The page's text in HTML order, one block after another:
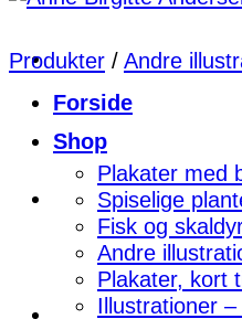
Forside
Shop
Plakater med
Spiselige
Fisk og
Andre
Plakater, kort
Illustrationer
Produkter / Andre